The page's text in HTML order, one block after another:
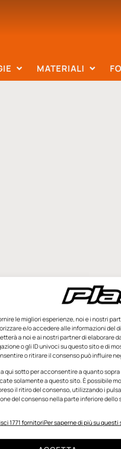
le migliori esperienze, noi e i nostri
e/o accedere alle informazioni del
a noi e ai nostri partner di elaborare
o gli ID univoci su questo sito e di
o ritirare il consenso può influire
qui sotto per acconsentire a quanto
solamente a questo sito. È possibile
il ritiro del consenso, utilizzando i
del consenso nella parte inferiore dello
1771 fornitoriPer saperne di più su questi
MATERIALI